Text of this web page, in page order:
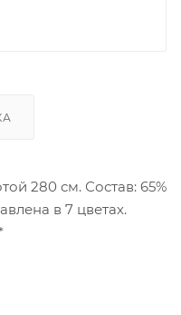
280 см. Состав: 65%
в 7 цветах.